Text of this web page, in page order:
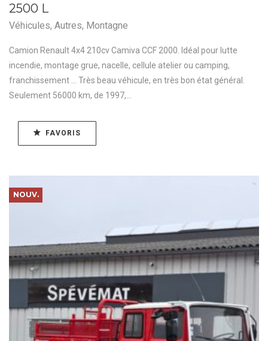
2500 L
Véhicules, Autres, Montagne
Camion Renault 4x4 210cv Camiva CCF 2000. Idéal pour lutte
incendie, montage grue, nacelle, cellule atelier ou camping,
franchissement ... Très beau véhicule, en très bon état général.
Seulement 56000 km, de 1997,...
FAVORIS
NOUV.